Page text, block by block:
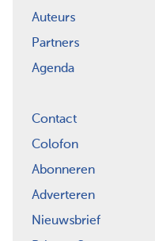
Auteurs
Partners
Agenda
Contact
Colofon
Abonneren
Adverteren
Nieuwsbrief